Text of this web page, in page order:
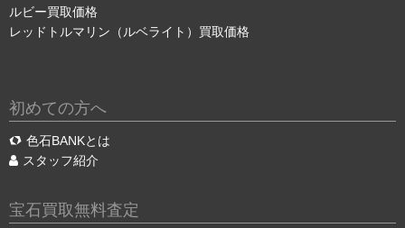
ルビー買取価格
レッドトルマリン（ルベライト）買取価格
初めての方へ
色石BANKとは
スタッフ紹介
宝石買取無料査定